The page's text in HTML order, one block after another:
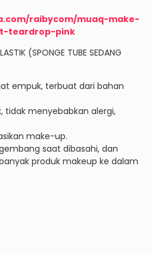
raibycom/muaq-make-
teardrop-pink
(SPONGE TUBE SEDANG
empuk, terbuat dari bahan
tidak menyebabkan alergi,
make-up.
saat dibasahi, dan
produk makeup ke dalam